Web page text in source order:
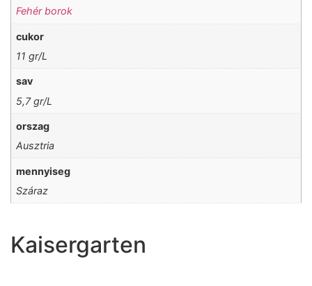
Fehér borok
cukor
11 gr/L
sav
5,7 gr/L
orszag
Ausztria
mennyiseg
Száraz
Kaisergarten